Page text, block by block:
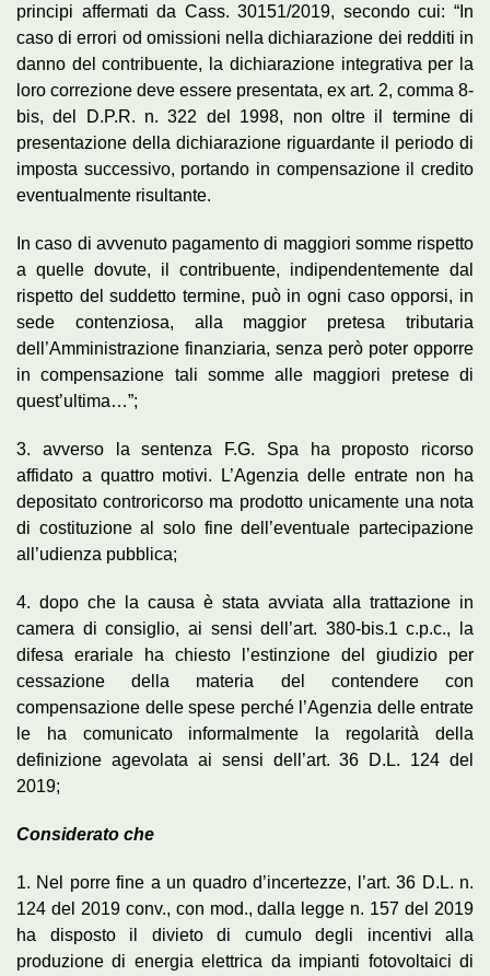
principi affermati da Cass. 30151/2019, secondo cui: “In
caso di errori od omissioni nella dichiarazione dei redditi in
danno del contribuente, la dichiarazione integrativa per la
loro correzione deve essere presentata, ex art. 2, comma 8-
bis, del D.P.R. n. 322 del 1998, non oltre il termine di
presentazione della dichiarazione riguardante il periodo di
imposta successivo, portando in compensazione il credito
eventualmente risultante.
In caso di avvenuto pagamento di maggiori somme rispetto
a quelle dovute, il contribuente, indipendentemente dal
rispetto del suddetto termine, può in ogni caso opporsi, in
sede contenziosa, alla maggior pretesa tributaria
dell’Amministrazione finanziaria, senza però poter opporre
in compensazione tali somme alle maggiori pretese di
quest’ultima…”;
3. avverso la sentenza F.G. Spa ha proposto ricorso
affidato a quattro motivi. L’Agenzia delle entrate non ha
depositato controricorso ma prodotto unicamente una nota
di costituzione al solo fine dell’eventuale partecipazione
all’udienza pubblica;
4. dopo che la causa è stata avviata alla trattazione in
camera di consiglio, ai sensi dell’art. 380-bis.1 c.p.c., la
difesa erariale ha chiesto l’estinzione del giudizio per
cessazione della materia del contendere con
compensazione delle spese perché l’Agenzia delle entrate
le ha comunicato informalmente la regolarità della
definizione agevolata ai sensi dell’art. 36 D.L. 124 del
2019;
Considerato che
1. Nel porre fine a un quadro d’incertezze, l’art. 36 D.L. n.
124 del 2019 conv., con mod., dalla legge n. 157 del 2019
ha disposto il divieto di cumulo degli incentivi alla
produzione di energia elettrica da impianti fotovoltaici di